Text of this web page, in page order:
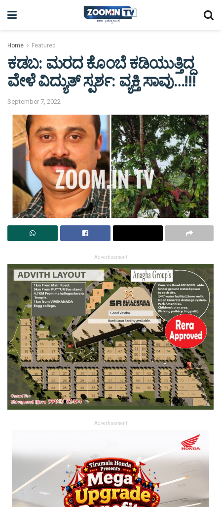
Home Featured
ಕಡಬ: ಮರದ ಕೊಂಬೆ ಕಡಿಯುತ್ತಿದ್ದ
ವೇಳೆ ವಿದ್ಯುತ್ ಸ್ಪರ್ಶ: ವ್ಯಕ್ತಿ ಸಾವು…!!!
September 7, 2022
Advertisement
Advertisement